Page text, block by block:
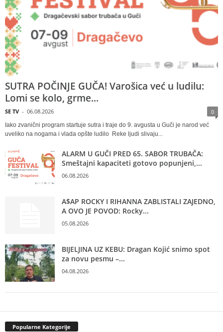
SUTRA POČINJE GUČA! Varošica već u ludilu:
Lomi se kolo, grme...
SE TV - 06.08.2026 0
Iako zvanični program startuje sutra i traje do 9. avgusta u Guči je narod već
uveliko na nogama i vlada opšte ludilo Reke ljudi slivaju...
ALARM U GUČI PRED 65. SABOR TRUBAČA:
Smeštajni kapaciteti gotovo popunjeni,...
06.08.2026
A$AP ROCKY I RIHANNA ZABLISTALI ZAJEDNO,
A OVO JE POVOD: Rocky...
05.08.2026
BIJELJINA UZ KEBU: Dragan Kojić snimo spot
za novu pesmu –...
04.08.2026
Popularne Kategorije